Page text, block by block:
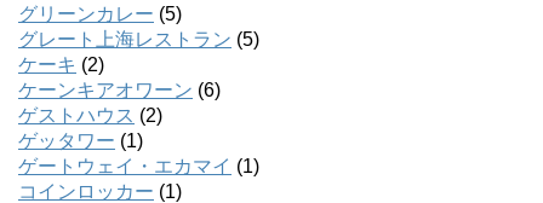
グリーンカレー (5)
グレート上海レストラン (5)
ケーキ (2)
ケーンキアオワーン (6)
ゲストハウス (2)
ゲッタワー (1)
ゲートウェイ・エカマイ (1)
コインロッカー (1)